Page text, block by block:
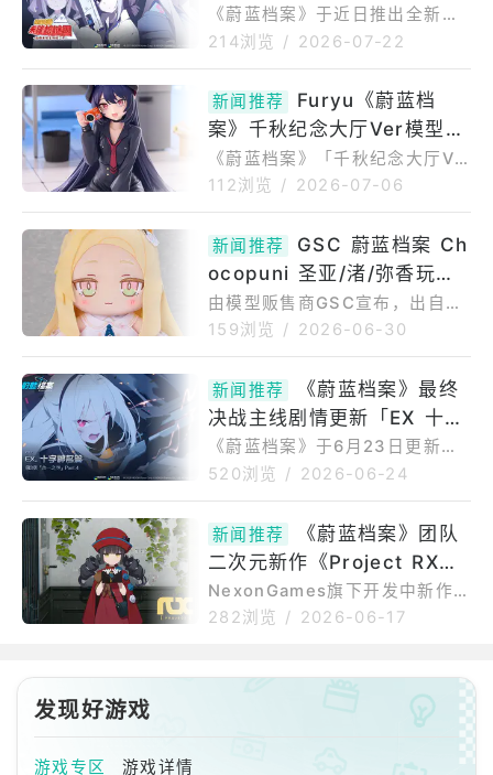
团」上线同步加入新角色「木
乃香」、「玲奈」
《蔚蓝档案》于近日推出全新活
动剧情「奇普托斯・未确认谜团
武神警察学园的「木乃香」，以
及隶属狂猎艺术学院的「玲
奈」。全新活动剧情PV本次活动
剧情以「木乃香」、「玲奈」、
「翼」等因调查超自然现象而齐
寻找传说生物「槌之子」的过程
中，解决各种离奇现象的故事。
完成剧情与任务后，可获得「古
怪的杂志」、「古怪的健康产
品」、「古怪
214浏览 / 2026-07-22
新闻推荐
Furyu《蔚蓝档
案》千秋纪念大厅Ver模型
预计2027年6月贩售
《蔚蓝档案》「千秋纪念大厅Ve
r.1/7比例模型」商品介绍本商品
基础立体化。由Furyu旗下高品
质品牌F：NEX推出的1/7比例涂
装完成品模型，再现了角色身穿
宽松衬衫、手持相机的可爱日常
姿态。商品包含本体及专用台
裙摆飘扬等细节皆精致呈现。本
品比例为1/7，全高约150mm
（不含台座）。敬请留意相关购
买注意事项。商品
112浏览 / 2026-07-06
新闻推荐
GSC 蔚蓝档案 Ch
ocopuni 圣亚/渚/弥香玩偶
预定2027年1月贩售
由模型贩售商GSC宣布，出自
《蔚蓝档案BlueArchive》「圣
月29日〜2026年07月29日；商
品发售日期预定于2027年1月贩
售。《蔚蓝档案BlueArchive》
推出玩偶。◆商品详情◆商品名
称圣亚/渚/弥香作品名称蔚蓝档
￥4,950(含税)发售日期2027/0
1商品规格材质
159浏览 / 2026-06-30
新闻推荐
《蔚蓝档案》最终
决战主线剧情更新「EX 十字
神名篇第3章」Part4 新增2
名学生「柚子」与「英美」
《蔚蓝档案》于6月23日更新了
主线剧情「十字神名篇第3章」P
(武装)」，并预计于6月30日追
加包含「Kei」等「游戏开发部」
学生故事的全新活动剧情。在本
次主线剧情Part.4中，玩家将能
欣赏到在对抗觉醒为「十字神
开「Ain」、「Soph」、「Au
r」等工程师隐藏的背景故事，以
及学生们合力阻止「奇普托斯」
520浏览 / 2026-06-24
新闻推荐
《蔚蓝档案》团队
二次元新作《Project RX》
开设繁体中文官方 X 帐号 预
告将带来更多新情报
NexonGames旗下开发中新作
《ProjectRX（프로젝트RX）》
来将带来各式各样的新消息。[[h
ttps://twitter.com/Project_R
X_TW/status/206680815921
8635021]]无法取得此篇推文，
可能推文已移除或更改隐私设
282浏览 / 2026-06-17
发现好游戏
游戏专区 游戏详情